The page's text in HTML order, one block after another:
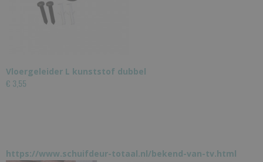
Vloergeleider L kunststof dubbel
€ 3,55
https://www.schuifdeur-totaal.nl/bekend-van-tv.html